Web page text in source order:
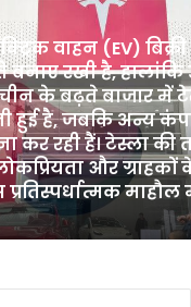
वाहन (EV) बिक्री में
रखी है, हालांकि
के बढ़ते बाजार में
है, जबकि अन्य
रही हैं। टेस्ला की
और ग्राहकों के
माहौल